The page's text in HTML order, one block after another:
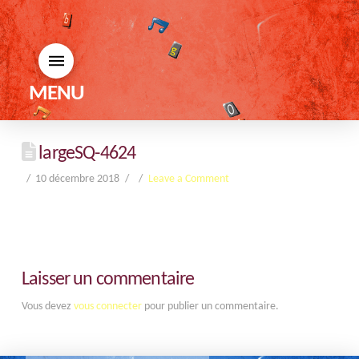
MENU
largeSQ-4624
10 décembre 2018 Leave a Comment
Laisser un commentaire
Vous devez vous connecterpour publier un commentaire.